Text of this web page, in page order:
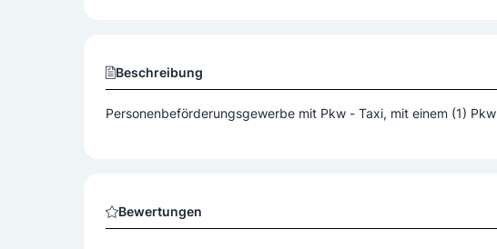
Beschreibung
Personenbeförderungsgewerbe mit Pkw - Taxi, mit einem (1) Pkw
Bewertungen